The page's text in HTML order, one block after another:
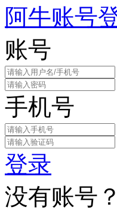
阿牛账号
账号
手机号
登录
没有账号？